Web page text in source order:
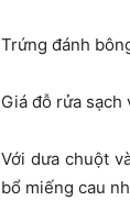
Trứng đánh
Giá đỗ rửa sạch
Với dưa chuột
bổ miếng cau